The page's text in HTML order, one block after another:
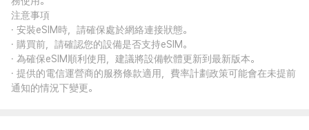
注意事項
· 安裝eSIM時，請確保處於網絡連接狀態。
· 購買前，請確認您的設備是否支持eSIM。
· 為確保eSIM順利使用，建議將設備軟體更新到最新版本。
· 提供的電信運營商的服務條款適用，費率計劃政策可能會在未提前
通知的情況下變更。